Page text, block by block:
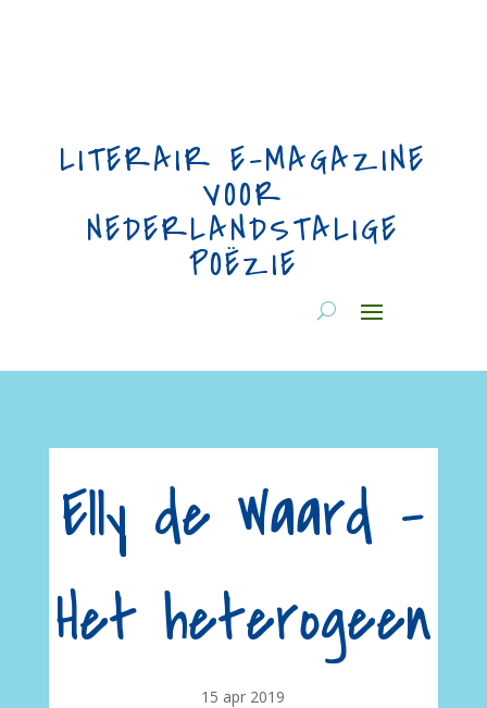
LITERAIR E-MAGAZINE
VOOR
NEDERLANDSTALIGE
POËZIE
Elly de Waard –
Het heterogeen
15 apr 2019